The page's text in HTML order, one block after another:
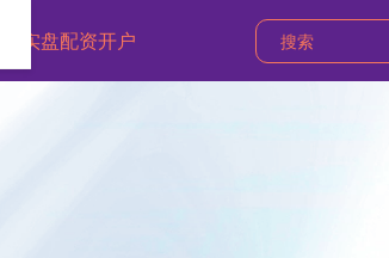
实盘配资开户